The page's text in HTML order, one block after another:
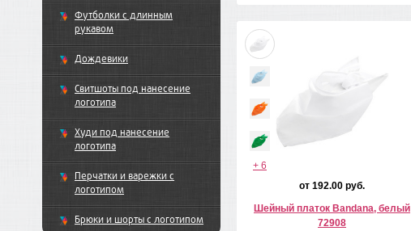
Футболки с длинным
рукавом
Дождевики
Свитшоты под нанесение
логотипа
Худи под нанесение
логотипа
Перчатки и варежки с
логотипом
Брюки и шорты с логотипом
+ 6
от 192.00 руб.
Шейный платок Bandana, белый
72908